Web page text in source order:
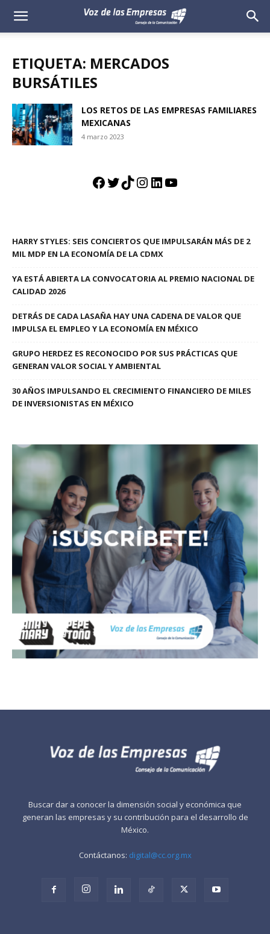
Voz
Empresas
ETIQUETA: MERCADOS
BURSÁTILES
LOS RETOS DE LAS EMPRESAS FAMILIARES
MEXICANAS
4 marzo 2023
Facebook
Twitter
TikTok
Instagram
LinkedIn
YouTube
HARRY STYLES: SEIS CONCIERTOS QUE IMPULSARÁN MÁS DE 2
MIL MDP EN LA ECONOMÍA DE LA CDMX
YA ESTÁ ABIERTA LA CONVOCATORIA AL PREMIO NACIONAL DE
CALIDAD 2026
DETRÁS DE CADA LASAÑA HAY UNA CADENA DE VALOR QUE
IMPULSA EL EMPLEO Y LA ECONOMÍA EN MÉXICO
GRUPO HERDEZ ES RECONOCIDO POR SUS PRÁCTICAS QUE
GENERAN VALOR SOCIAL Y AMBIENTAL
30 AÑOS IMPULSANDO EL CRECIMIENTO FINANCIERO DE MILES
DE INVERSIONISTAS EN MÉXICO
Buscar dar a conocer la dimensión social y económica que
generan las empresas y su contribución para el desarrollo de
México.
Contáctanos: digital@cc.org.mx